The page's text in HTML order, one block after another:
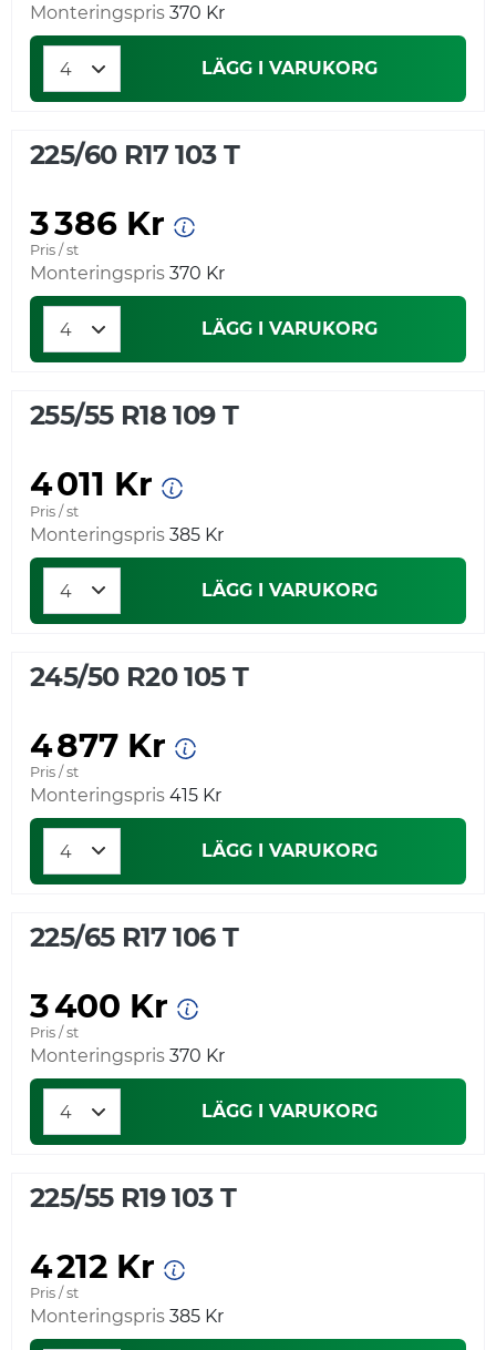
Monteringspris 370 Kr
LÄGG I VARUKORG
225/60 R17 103 T
3 386 Kr
Pris / st
Monteringspris 370 Kr
LÄGG I VARUKORG
255/55 R18 109 T
4 011 Kr
Pris / st
Monteringspris 385 Kr
LÄGG I VARUKORG
245/50 R20 105 T
4 877 Kr
Pris / st
Monteringspris 415 Kr
LÄGG I VARUKORG
225/65 R17 106 T
3 400 Kr
Pris / st
Monteringspris 370 Kr
LÄGG I VARUKORG
225/55 R19 103 T
4 212 Kr
Pris / st
Monteringspris 385 Kr